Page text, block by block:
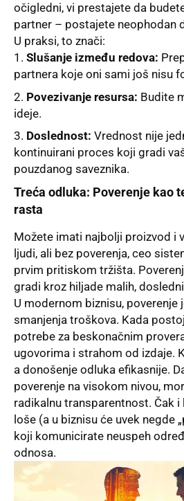
očigledni, vi prestajete da
partner – postajete neophodan
U praksi, to znači:
Slušanje između redova:
partnera koje oni sami još nisu
Povezivanje resursa: Budite
ideje.
Doslednost: Vrednost nije
kontinuirani proces koji gradi
pouzdanog saveznika.
Treća odluka: Poverenje kao
rasta
Možete imati najbolji proizvod i
ljudi, ali bez poverenja, ceo
prvim pritiskom tržišta.
gradi kroz hiljade malih,
U modernom biznisu, poverenje
smanjenja troškova. Kada
potrebe za beskonačnim
ugovorima i strahom od izdaje.
a donošenje odluka efikasnije.
poverenje na visokom nivou,
radikalnu transparentnost. Čak i
loše (a u biznisu će uvek negde
koji komunicirate neuspeh
odnosa.